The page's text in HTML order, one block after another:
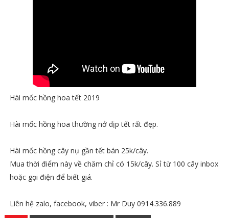
Hài mốc hồng hoa tết 2019
Hài mốc hồng hoa thường nở dịp tết rất đẹp.
Hài mốc hồng cây nụ gần tết bán 25k/cây.
Mua thời điểm này về chăm chỉ có 15k/cây. Sỉ từ 100 cây inbox
hoặc gọi điện để biết giá.
Liên hệ zalo, facebook, viber : Mr Duy 0914.336.889